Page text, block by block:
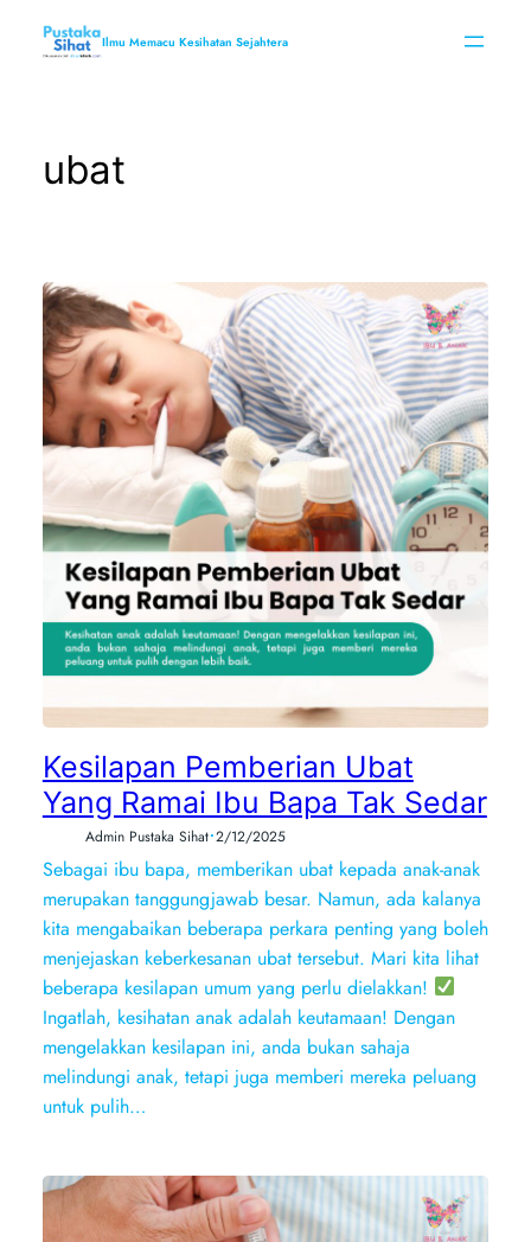
Ilmu Memacu Kesihatan Sejahtera
ubat
Kesilapan Pemberian Ubat
Yang Ramai Ibu Bapa Tak Sedar
Admin Pustaka Sihat•2/12/2025
Sebagai ibu bapa, memberikan ubat kepada anak-anak
merupakan tanggungjawab besar. Namun, ada kalanya
kita mengabaikan beberapa perkara penting yang boleh
menjejaskan keberkesanan ubat tersebut. Mari kita lihat
beberapa kesilapan umum yang perlu dielakkan!
Ingatlah, kesihatan anak adalah keutamaan! Dengan
mengelakkan kesilapan ini, anda bukan sahaja
melindungi anak, tetapi juga memberi mereka peluang
untuk pulih…